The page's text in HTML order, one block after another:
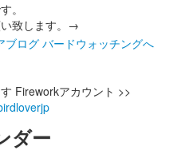
。
致します。→
Fireworkアカウント >>
ダー